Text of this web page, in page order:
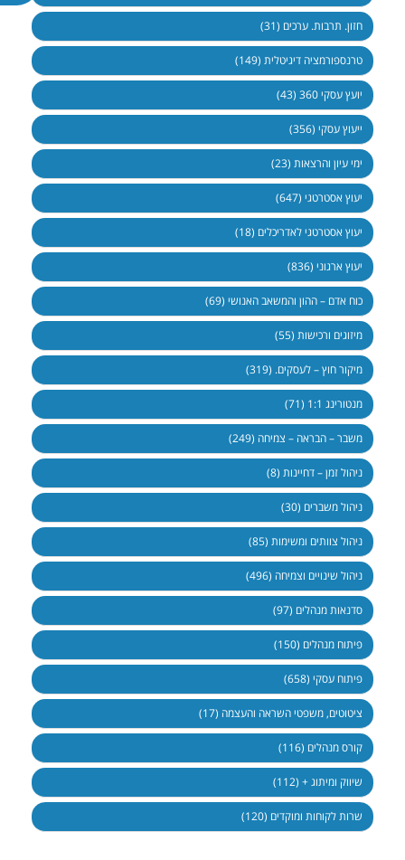
חזון. תרבות. ערכים (31)
טרנספורמציה דיגיטלית (149)
יועץ עסקי 360 (43)
ייעוץ עסקי (356)
ימי עיון והרצאות (23)
יעוץ אסטרטגי (647)
יעוץ אסטרטגי לאדריכלים (18)
יעוץ ארגוני (836)
כוח אדם – ההון והמשאב האנושי (69)
מיזוגים ורכישות (55)
מיקור חוץ – לעסקים. (319)
מנטורינג 1:1 (71)
משבר – הבראה – צמיחה (249)
ניהול זמן – דחיינות (8)
ניהול משברים (30)
ניהול צוותים ומשימות (85)
ניהול שינויים וצמיחה (496)
סדנאות מנהלים (97)
פיתוח מנהלים (150)
פיתוח עסקי (658)
ציטוטים, משפטי השראה והעצמה (17)
קורס מנהלים (116)
שיווק ומיתוג + (112)
שרות לקוחות ומוקדים (120)